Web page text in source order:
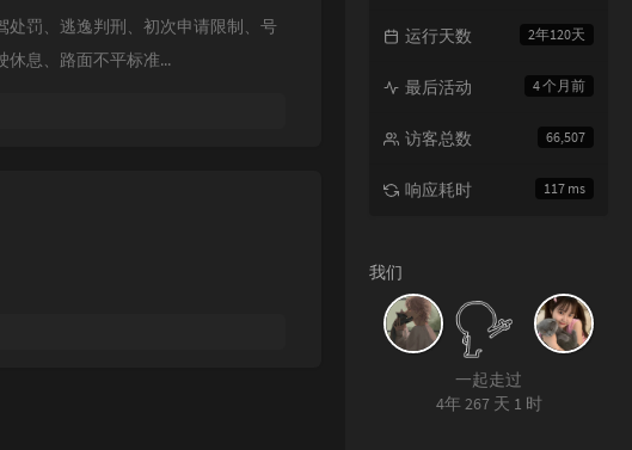
罚、逃逸判刑、初次申请限制、号
休息、路面不平标准...
2年120天
运行天数
4 个月前
最后活动
66,507
访客总数
117 ms
响应耗时
我们
一起走过
4年 267 天 1 时